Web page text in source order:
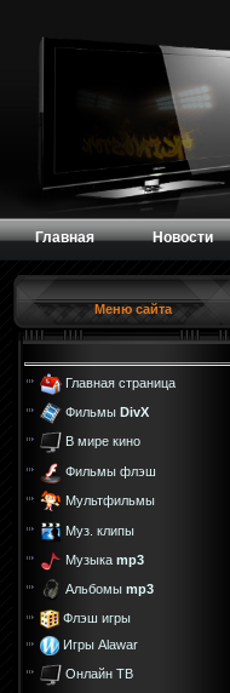
Главная Новости
Меню сайта
Главная страница
Фильмы DivX
В мире кино
Фильмы флэш
Мультфильмы
Муз. клипы
Музыка mp3
Альбомы mp3
Флэш игры
Игры Alawar
Онлайн ТВ